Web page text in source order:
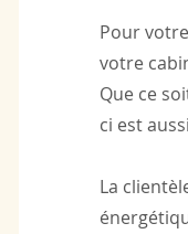
Pour
votre
Que ce
ci est
La